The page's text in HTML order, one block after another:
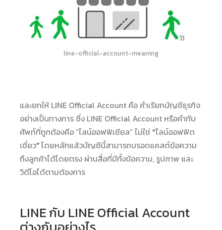
line-official-account-meaning
และยกให้ LINE Official Account คือ คำเรียกบัญชีธุรกิจ
อย่างเป็นทางการ ซึ่ง LINE Official Account หรือคำทับ
ศัพท์ที่ถูกต้องคือ “ไลน์ออฟฟิเชียล” ไม่ใช่ “ไลน์ออฟฟิต
เชี่ยว”โดยหลักแล้วบัญชีนี้สามารถบรอดแคสต์ข้อความ
ถึงลูกค้าได้โดยตรง ผ่านสื่อที่มีทั้งข้อความ, รูปภาพ และ
วิดีโอได้ตามต้องการ
LINE กับ LINE Official Account